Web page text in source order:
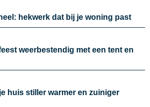
hekwerk dat bij je woning past
weerbestendig met een tent en
huis stiller warmer en zuiniger